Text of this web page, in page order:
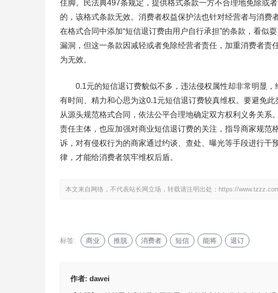
住脚。民法典497条规定，提供格式条款一方不合理地免除或
的，该格式条款无效。消费者权益保护法也针对经营者与消费
在格式合同中添加“短信退订费由用户自行承担”的条款，看似
漏洞，但这一条款因减轻或者免除经营者责任，加重消费者责
为无效。
0.1元的短信退订费貌似不多，违法侵权属性却非常明显，
有时间、精力和心思为这0.1元短信退订费较真维权。要避免
从源头规范格式合同，依法公平合理地确定双方权利义务关系
责任主体，也应加强对商业短信退订费的关注，指导商家规范
诉，对有侵权行为的商家通过约谈、查处、曝光等手段进行干
律，才能给消费者筑牢维权后盾。
本文来自网络，不代表站长网立场，转载请注明出处： https://
标签: 商业 推脱 消费者 短信 能将 退订
作者: dawei